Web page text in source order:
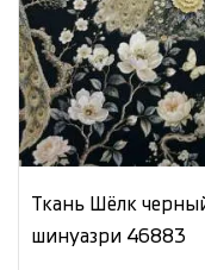
Ткань Шёлк
шинуазри 46883